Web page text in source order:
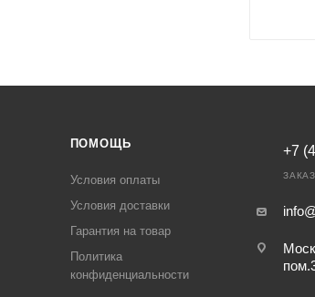
ПОМОЩЬ
Условия оплаты
Условия доставки
Гарантия на товар
Политика
конфиденциальности
+7